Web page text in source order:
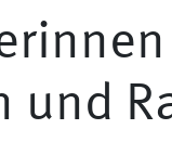
und